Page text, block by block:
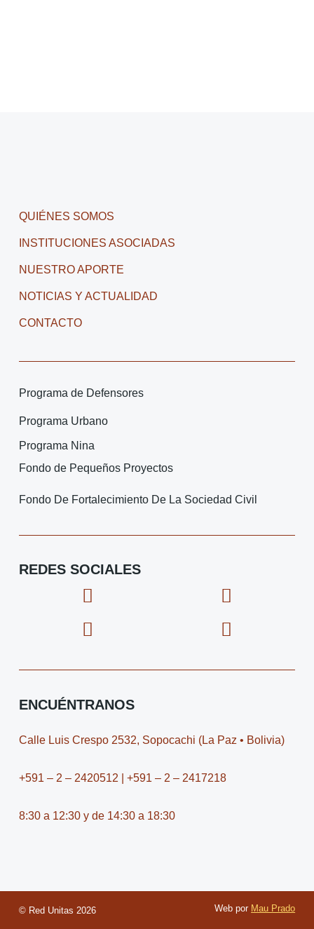
QUIÉNES SOMOS
INSTITUCIONES ASOCIADAS
NUESTRO APORTE
NOTICIAS Y ACTUALIDAD
CONTACTO
Programa de Defensores
Programa Urbano
Programa Nina
Fondo de Pequeños Proyectos
Fondo De Fortalecimiento De La Sociedad Civil
REDES SOCIALES
F
c
b
o
X
t
i
r
I
o
-
n
t
g
a
I
o
-
t
b
ENCUÉNTRANOS
Calle Luis Crespo 2532, Sopocachi (La Paz • Bolivia)
+591 – 2 – 2420512 | +591 – 2 – 2417218
8:30 a 12:30 y de 14:30 a 18:30
© Red Unitas 2026 Web por Mau Prado